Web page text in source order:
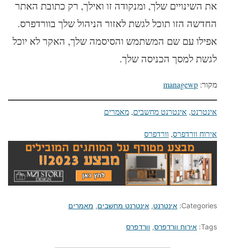
את השינויים שלך, ומנקודה זו ואילך, רק כתובת האתר
החדשה הזו תוכל לגשת לאזור הניהול שלך בוורדפרס.
אפילו עם שם המשתמש והסיסמה שלך, האקר לא יוכל
לגשת למסך הכניסה שלך.
מקור: managewp
אינטרנט, אינטרנט מחשבים, מאמרים
אירוח וורדפרס, וורדפרס
Categories: אינטרנט, אינטרנט מחשבים, מאמרים
Tags: אירוח וורדפרס, וורדפרס